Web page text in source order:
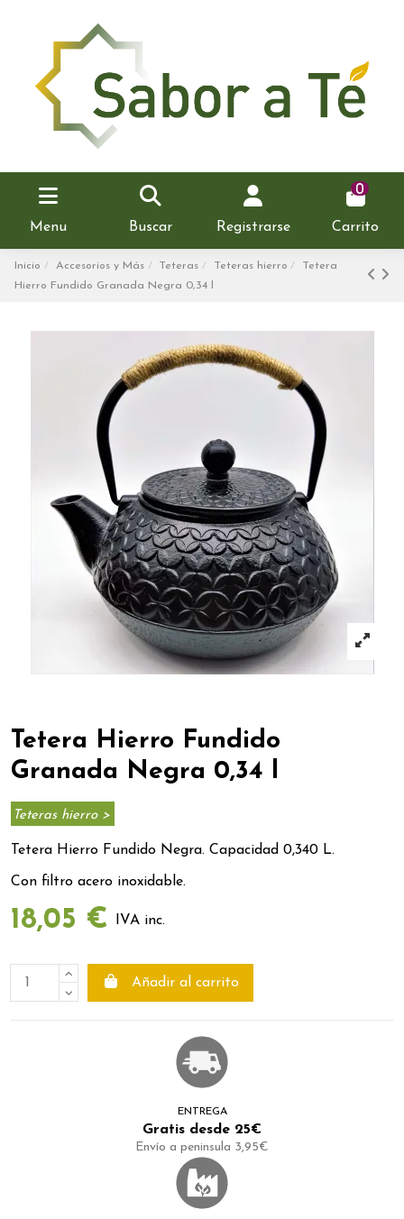
Menu Buscar Registrarse
0
Carrito
Inicio Accesorios y Más Teteras Teteras hierro
Tetera
Hierro Fundido Granada Negra 0,34 l
Tetera Hierro Fundido
Granada Negra 0,34 l
Teteras hierro >
Tetera Hierro Fundido Negra. Capacidad 0,340 L.
Con filtro acero inoxidable.
18,05 € IVA inc.
Añadir al carrito
ENTREGA
Gratis desde 25€
Envío a peninsula 3,95€